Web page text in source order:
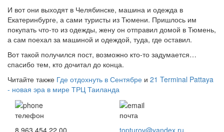
И вот они выходят в Челябинске, машина и одежда в
Екатеринбурге, а сами туристы из Тюмени. Пришлось им
покупать что-то из одежды, жену он отправил домой в Тюмень,
а сам поехал за машиной и одеждой, туда, где оставил.
Вот такой получился пост, возможно кто-то задумается…
спасибо тем, кто дочитал до конца.
Читайте также Где отдохнуть в Сентябре и 21 Terminal Pattaya
- новая эра в мире ТРЦ Таиланда
телефон
8 963 454 22 00
почта
topturov@yandex.ru